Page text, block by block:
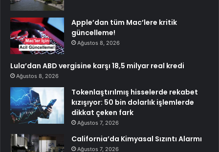
Apple’dan tüm Mac’lere kritik
güncelleme!
Ağustos 8, 2026
Lula’dan ABD vergisine karşı 18,5 milyar real kredi
Ağustos 8, 2026
Tokenlaştırılmış hisselerde rekabet
kızışıyor: 50 bin dolarlık işlemlerde
dikkat çeken fark
Ağustos 7, 2026
California’da Kimyasal Sızıntı Alarmı
Ağustos 7, 2026